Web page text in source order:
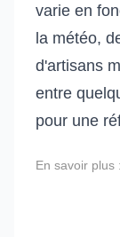
varie en
la météo,
d'artisans
entre
pour une
En savoir plus :